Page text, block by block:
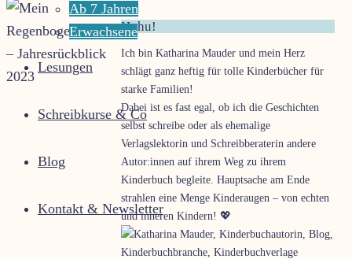
Ab 7 Jahren
Erwachsene
Lesungen
Schreibkurse & Co
Blog
Kontakt & Newsletter
Huhu!
Ich bin Katharina Mauder und mein Herz
schlägt ganz heftig für tolle Kinderbücher für
starke Familien!
Dabei ist es fast egal, ob ich die Geschichten
selbst schreibe oder als ehemalige
Verlagslektorin und Schreibberaterin andere
Autor:innen auf ihrem Weg zu ihrem
Kinderbuch begleite. Hauptsache am Ende
strahlen eine Menge Kinderaugen – von echten
und inneren Kindern! ­💖